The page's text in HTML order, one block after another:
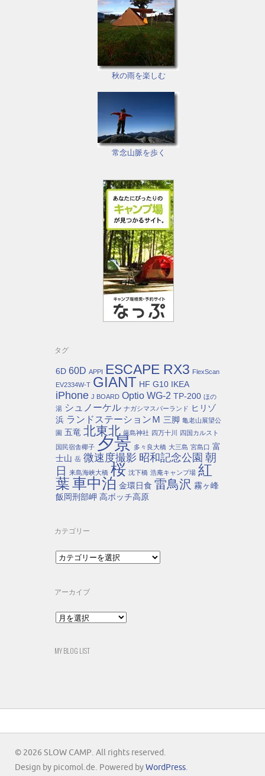
秋の雨を楽しむ
常念山脈を歩く
タグ
6D 60D APPI ESCAPE RX3 FlexScan
EV2334W-T GIANT HF G10 IKEA
iPhone J BOARD Optio WG-2 TP-200 ほの
湯 シュノーケル ナガシマスパーランド ヒリゾ
浜 ランドステーションＭ 三脚 亀老山展望公
園 五竜 北東北 厳島神社 四万十川
四国カルスト
国民宿舎椰子 夕景 多々良大橋 大三島 宮島口 富
士山 岳 微速度撮影 昭和記念公園 朝
日 来島海峡大橋 桜 沈下橋 浩庵キャンプ場 紅
葉車中泊 金環日食 雷鳥沢 霧ヶ峰
飯岡刑部岬 高ボッチ高原
カテゴリー
カ
ーアーカイブ
ア
ー
ブMY BLOG LIST
© 2026 SLOW CAMP. All rights reserved.
Design by picomol.de. Powered by WordPress